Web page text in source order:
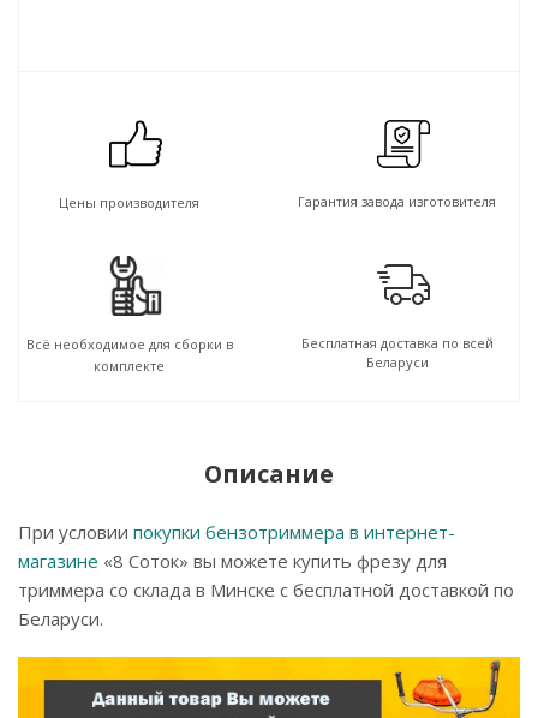
Цены производителя Гарантия завода изготовителя
Всё необходимое для сборки в
комплекте
Бесплатная доставка по всей
Беларуси
Описание
При условии покупки бензотриммера в интернет-
магазине «8 Соток» вы можете купить фрезу для
триммера со склада в Минске с бесплатной доставкой по
Беларуси.